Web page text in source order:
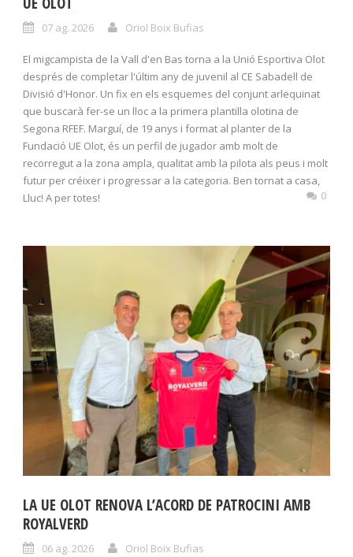
07 ag. 2026 Oriol Boix Bufias
El migcampista de la Vall d'en Bas torna a la Unió Esportiva Olot
després de completar l'últim any de juvenil al CE Sabadell de
Divisió d'Honor. Un fix en els esquemes del conjunt arlequinat
que buscarà fer-se un lloc a la primera plantilla olotina de
Segona RFEF. Marguí, de 19 anys i format al planter de la
Fundació UE Olot, és un perfil de jugador amb molt de
recorregut a la zona ampla, qualitat amb la pilota als peus i molt
futur per créixer i progressar a la categoria. Ben tornat a casa,
Lluc! A per totes!
0
LA UE OLOT RENOVA L’ACORD DE PATROCINI AMB
ROYALVERD
06 ag. 2026 Oriol Boix Bufias